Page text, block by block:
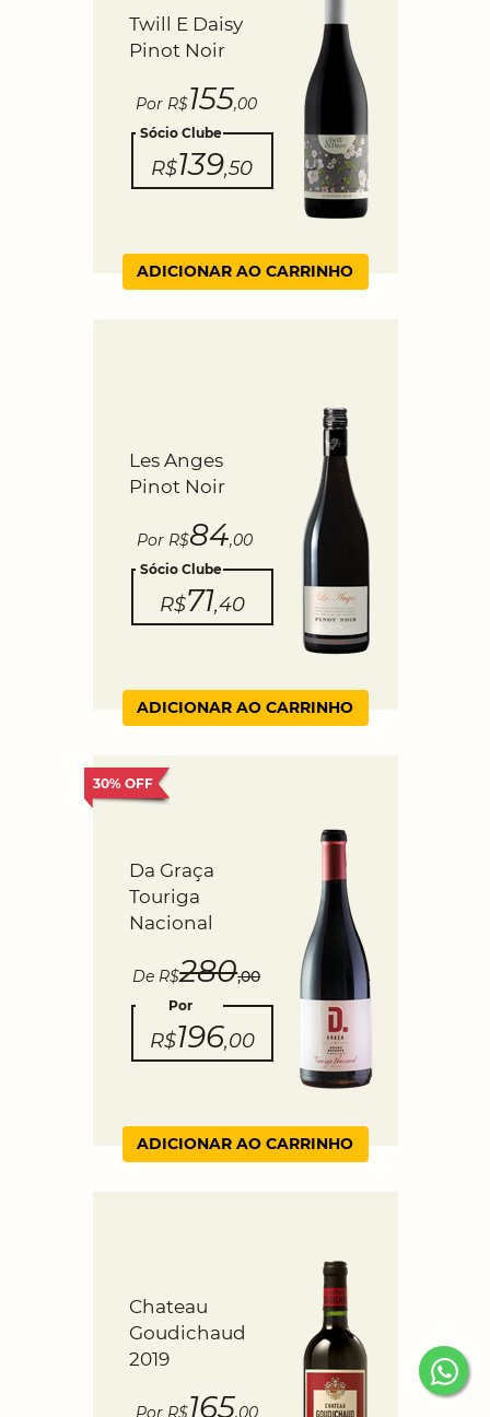
Twill E Daisy
Pinot Noir
Por R$155,00
Sócio Clube
R$139,50
ADICIONAR AO CARRINHO
Les Anges
Pinot Noir
Por R$84,00
Sócio Clube
R$71,40
ADICIONAR AO CARRINHO
Da Graça
Touriga
Nacional
30% OFF
De R$280,00
Por
R$196,00
ADICIONAR AO CARRINHO
Chateau
Goudichaud
2019
Por R$165,00